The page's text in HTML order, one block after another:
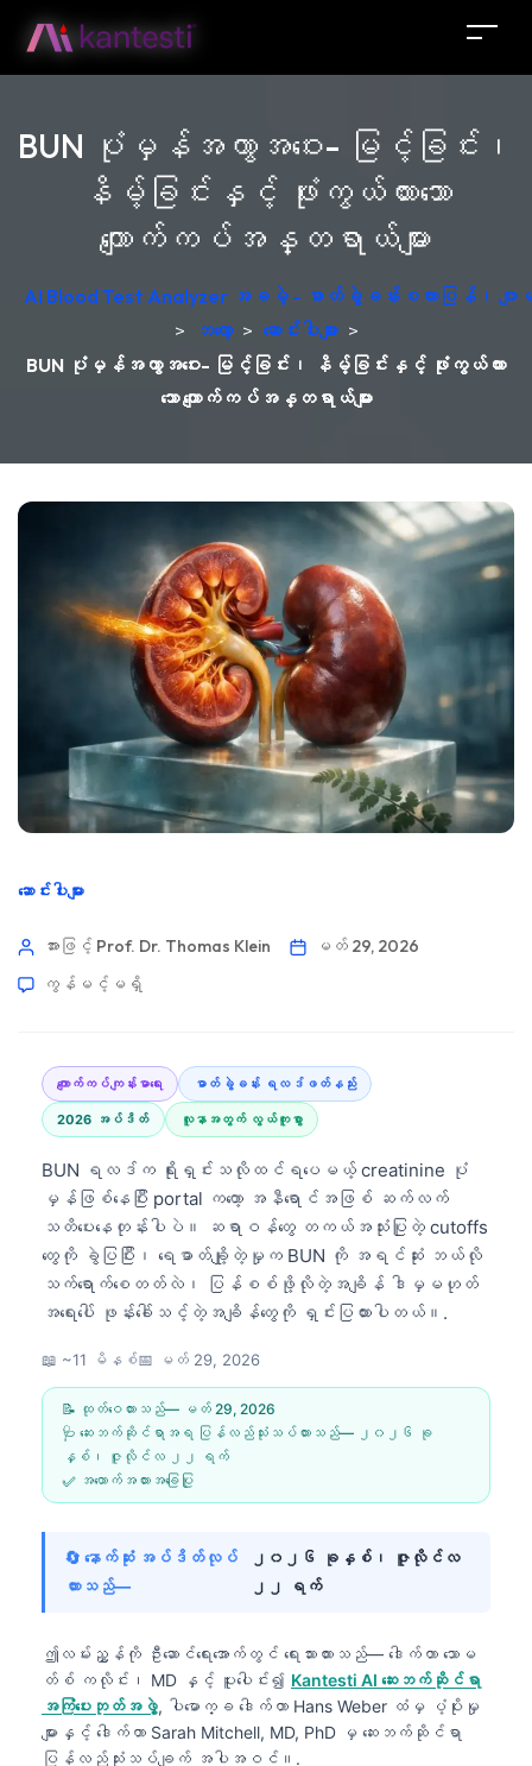
BUN ပုံမှန်အကွာအဝေး- မြင့်ခြင်း၊
နိမ့်ခြင်းနှင့် ဖုံးကွယ်ထားသော
ကျောက်ကပ်အန္တရာယ်များ
AI Blood Test Analyzer အခမဲ့ - ဓာတ်ခွဲခန်းစကားပြန်၊
> ဘလော့ > ဆောင်းပါးများ >
BUN ပုံမှန်အကွာအဝေး- မြင့်ခြင်း၊ နိမ့်ခြင်းနှင့် ဖုံးကွယ်ထား
သော ကျောက်ကပ်အန္တရာယ်များ
ဆောင်းပါးများ
အားဖြင့် Prof. Dr. Thomas Klein
မတ် 29, 2026
ကွန်မင့်မရှိ
ကျောက်ကပ်ကျန်းမာရေး ဓာတ်ခွဲခန်း ရလဒ်ဖတ်နည်း
2026 အပ်ဒိတ် လူနာအတွက် လွယ်ကူစွာ
BUN ရလဒ်က ရိုးရှင်းသလိုထင်ရပေမယ့် creatinine ပုံ
မှန်ဖြစ်နေပြီး portal ကတော့ အနီရောင်အဖြစ် ဆက်လက်
သတိပေးနေတုန်းပါပဲ။ ဆရာဝန်တွေ တကယ်အသုံးပြုတဲ့ cutoffs
တွေကို ခွဲပြပြီး၊ ရေဓာတ်ချို့တဲ့မှုက BUN ကို အရင်ဆုံး ဘယ်လို
သက်ရောက်စေတတ်လဲ၊ ပြန်စစ်ဖို့လိုတဲ့အချိန် ဒါမှမဟုတ်
အရေးပေါ် ဖုန်းခေါ်သင့်တဲ့အချိန်တွေကို ရှင်းပြထားပါတယ်။.
📖 ~11 မိနစ်📅 မတ် 29, 2026
📝 ထုတ်ဝေထားသည်— မတ် 29, 2026
🩺 ဆေးဘက်ဆိုင်ရာအရ ပြန်လည်သုံးသပ်ထားသည်—
၂၀၂၆ ခု
နှစ်၊ ဇူလိုင်လ ၂၂ ရက်
✅ အထောက်အထားအခြေပြု
🔄 နောက်ဆုံး အပ်ဒိတ်လုပ်
ထားသည်—
၂၀၂၆ ခုနှစ်၊ ဇူလိုင်လ
၂၂ ရက်
ဤလမ်းညွှန်ကို ဦးဆောင်ရေးအောက်တွင် ရေးသားထားသည်— ဒေါက်တာ သောမ
တ်စ် ကလိုင်း၊ MD နှင့် ပူးပေါင်း၍ Kantesti AI ဆေးဘက်ဆိုင်ရာ
အကြံပေးဘုတ်အဖွဲ့, ပါမောက္ခ ဒေါက်တာ Hans Weber ထံမှ ပံ့ပိုးမှု
များနှင့် ဒေါက်တာ Sarah Mitchell, MD, PhD မှ ဆေးဘက်ဆိုင်ရာ
ပြန်လည်သုံးသပ်ချက် အပါအဝင်။.